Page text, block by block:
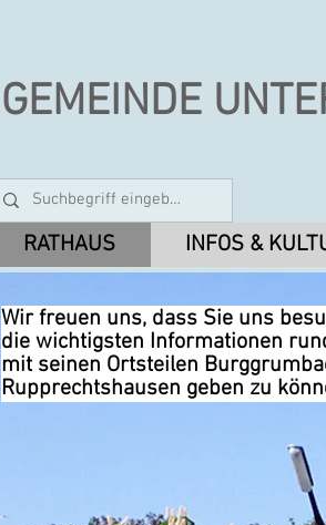
GEMEINDE
RATHAUS INFOS &
Wir freuen uns, dass Sie uns
die wichtigsten Informationen
mit seinen Ortsteilen
Rupprechtshausen geben zu